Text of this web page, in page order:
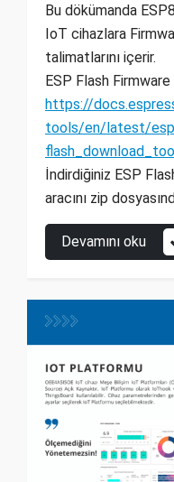
Bu dökümanda
IoT cihazlara
talimatlarını içerir.
ESP Flash Firmware
https://
tools/en/latest/
İndirdiğiniz ESP
aracını zip
Devamını oku